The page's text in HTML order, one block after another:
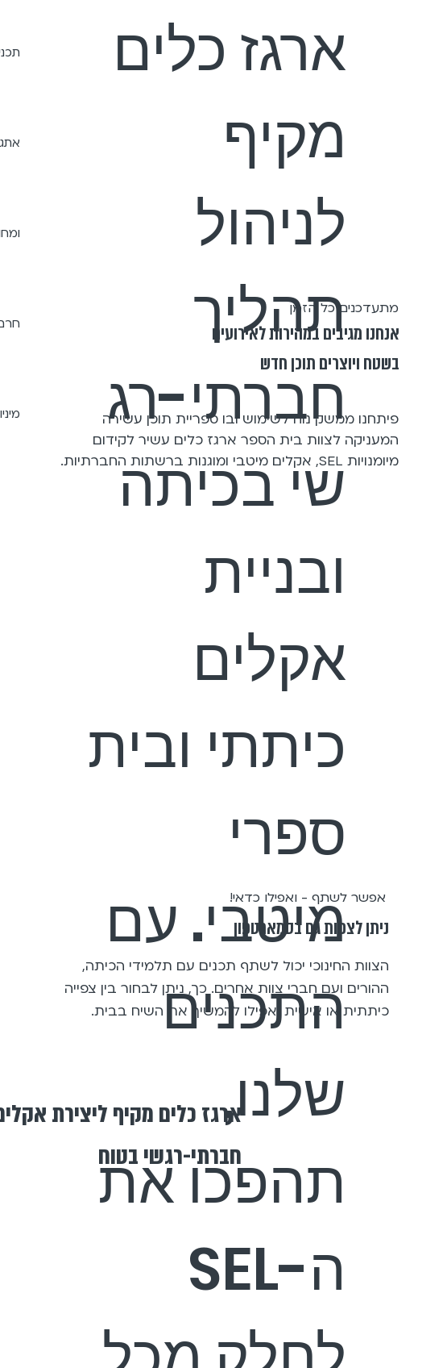
מתעדכנים כל הזמן
פיתחנו ממשק נוח לשימוש ובו ספריית תוכן עשירה
המעניקה לצוות בית הספר ארגז כלים עשיר לקידום
מיומנויות SEL, אקלים מיטבי ומוגנות ברשתות החברתיות.
אנחנו מגיבים במהירות לאירועים
בשטח ויוצרים תוכן חדש
אפשר לשתף - ואפילו כדאי!
ניתן לצפות גם בסמארטפון
הצוות החינוכי יכול לשתף תכנים עם תלמידי הכיתה,
ההורים ועם חברי צוות אחרים. כך, ניתן לבחור בין צפייה
כיתתית או אישית ואפילו להמשיך את השיח בבית.
ארגז כלים מקיף ליצירת
חברתי-רגשי בטוח
חרם
ארגז כלים
מקיף
לניהול
תהליך
חברתי-רג
שי בכיתה
ובניית
אקלים
כיתתי ובית
ספרי
מיטבי. עם
התכנים
שלנו,
תהפכו את
ה-SEL